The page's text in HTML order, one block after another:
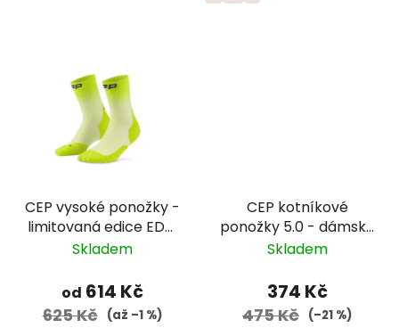
CEP vysoké ponožky -
limitovaná edice EDT.
FADE - dámské -
Skladem
od 614 Kč
625 Kč (až –1 %)
CEP kotníkové
ponožky 5.0 - dámské
- žlutá/červená
Skladem
374 Kč
475 Kč (–21 %)